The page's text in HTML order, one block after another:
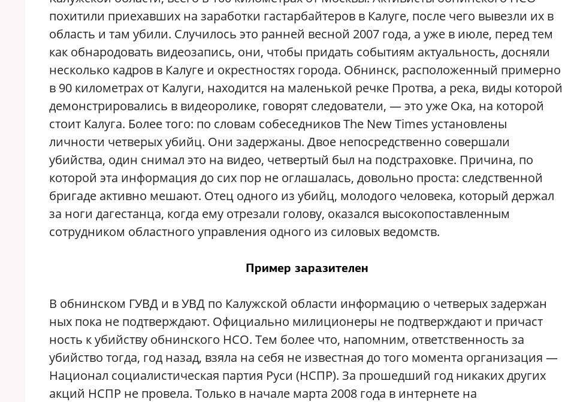
похитили приехавших на заработки гастарбайтеров в Калуге, после чего вывезли их в
область и там убили. Случилось это ранней весной 2007 года, а уже в июле, перед тем
как обнародовать видеозапись, они, чтобы придать событиям актуальность, досняли
несколько кадров в Калуге и окрестностях города. Обнинск, расположенный примерно
в 90 километрах от Калуги, находится на маленькой речке Протва, а река, виды которой
демонстрировались в видеоролике, говорят следователи, — это уже Ока, на которой
стоит Калуга. Более того: по словам собеседников The New Times установлены
личности четверых убийц. Они задержаны. Двое непосредственно совершали
убийства, один снимал это на видео, четвертый был на подстраховке. Причина, по
которой эта информация до сих пор не оглашалась, довольно проста: следственной
бригаде активно мешают. Отец одного из убийц, молодого человека, который держал
за ноги дагестанца, когда ему отрезали голову, оказался высокопоставленным
сотрудником областного управления одного из силовых ведомств.
Пример заразителен
В обнинском ГУВД и в УВД по Калужской области информацию о четверых задержан
ных пока не подтверждают. Официально милиционеры не подтверждают и причаст
ность к убийству обнинского НСО. Тем более что, напомним, ответственность за
убийство тогда, год назад, взяла на себя не известная до того момента организация —
Национал социалистическая партия Руси (НСПР). За прошедший год никаких других
акций НСПР не провела. Только в начале марта 2008 года в интернете на